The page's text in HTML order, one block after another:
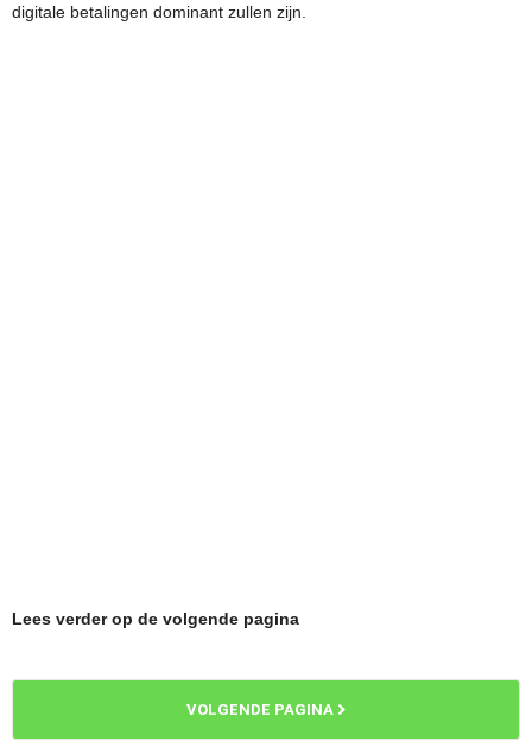
digitale betalingen dominant zullen zijn.
Lees verder op de volgende pagina
VOLGENDE PAGINA